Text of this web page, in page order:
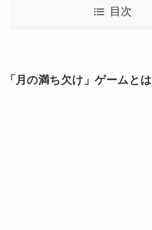
目次
「月の満ち欠け」ゲームとは